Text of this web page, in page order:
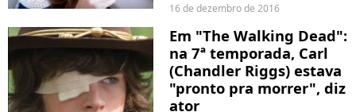
16 de dezembro de 2016
Em "The Walking Dead":
na 7ª temporada, Carl
(Chandler Riggs) estava
"pronto pra morrer", diz
ator